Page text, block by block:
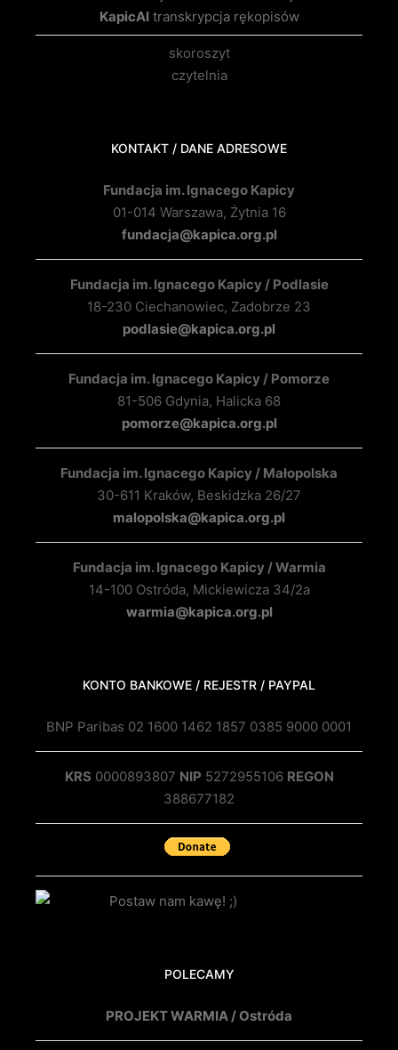
KapicAItranskrypcja rękopisów
skoroszyt
czytelnia
KONTAKT / DANE ADRESOWE
Fundacja im. Ignacego Kapicy
01-014 Warszawa, Żytnia 16
fundacja@kapica.org.pl
Fundacja im. Ignacego Kapicy / Podlasie
18-230 Ciechanowiec, Zadobrze 23
podlasie@kapica.org.pl
Fundacja im. Ignacego Kapicy / Pomorze
81-506 Gdynia, Halicka 68
pomorze@kapica.org.pl
Fundacja im. Ignacego Kapicy / Małopolska
30-611 Kraków, Beskidzka 26/27
malopolska@kapica.org.pl
Fundacja im. Ignacego Kapicy / Warmia
14-100 Ostróda, Mickiewicza 34/2a
warmia@kapica.org.pl
KONTO BANKOWE / REJESTR / PAYPAL
BNP Paribas 02 1600 1462 1857 0385 9000 0001
KRS 0000893807 NIP 5272955106 REGON
388677182
POLECAMY
PROJEKT WARMIA / Ostróda